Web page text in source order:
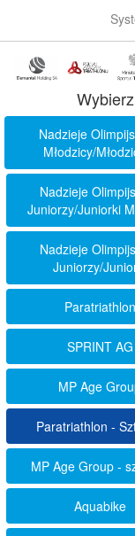
Nadzieje
Młodzicy/
Nadzieje
Juniorzy/Juniorki
Nadzieje
Juniorzy/
Paratriathlon
SPRINT AG
MP Age
Paratriathlon -
MP Age Group -
Aquabike